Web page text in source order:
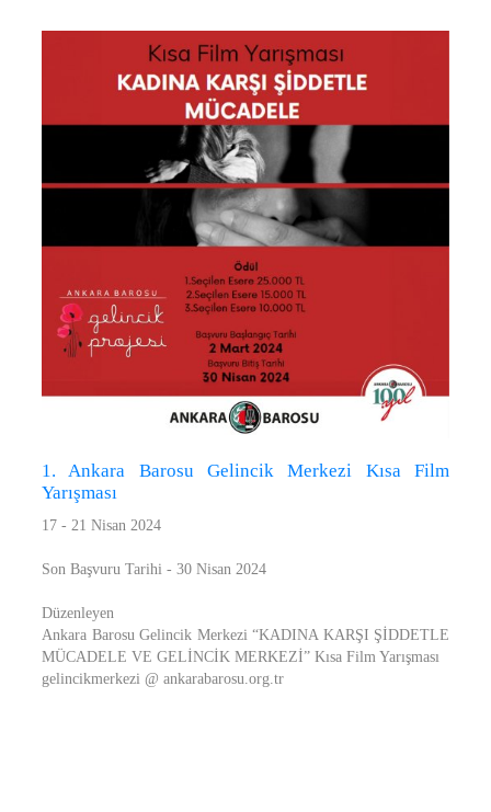
1. Ankara Barosu Gelincik Merkezi Kısa Film
Yarışması
17 - 21 Nisan 2024
Son Başvuru Tarihi - 30 Nisan 2024
Düzenleyen
Ankara Barosu Gelincik Merkezi “KADINA KARŞI ŞİDDETLE
MÜCADELE VE GELİNCİK MERKEZİ” Kısa Film Yarışması
gelincikmerkezi @ ankarabarosu.org.tr